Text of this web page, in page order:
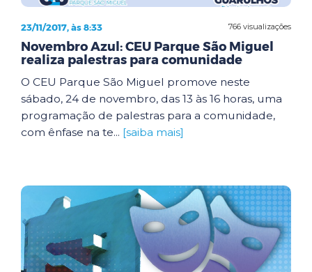
766 visualizações
23/11/2017, às 8:33
Novembro Azul: CEU Parque São Miguel
realiza palestras para comunidade
O CEU Parque São Miguel promove neste
sábado, 24 de novembro, das 13 às 16 horas, uma
programação de palestras para a comunidade,
com ênfase na te... [saiba mais]